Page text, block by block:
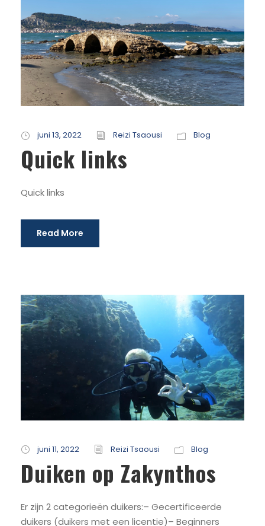
juni 13, 2022 Reizi Tsaousi Blog
Quick links
Quick links
Read More
juni 11, 2022 Reizi Tsaousi Blog
Duiken op Zakynthos
Er zijn 2 categorieën duikers:– Gecertificeerde
duikers (duikers met een licentie)– Beginners